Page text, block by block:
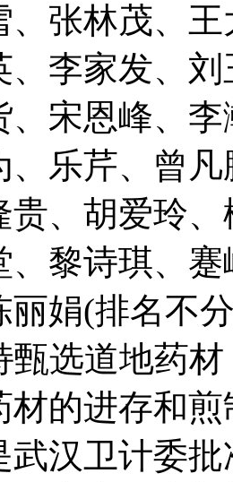
、张林茂、
、李家发、
、宋恩峰、
、乐芹、曾
贵、胡爱玲
、黎诗琪、
丽娟(排名不
甄选道地药
材的进存和
武汉卫计委